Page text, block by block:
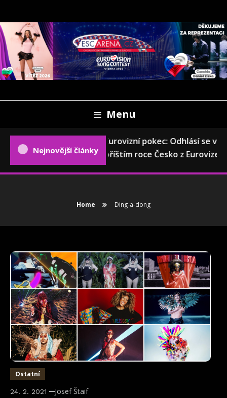
To
Content
ESCARENA.CZ
Menu
Nejnovější články
Eurovizní pokec: Odhlásí se v
příštím roce Česko z Eurovize?
Home Ding-a-dong
Ostatní
24. 2. 2021 Josef Štaif